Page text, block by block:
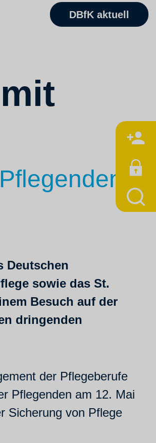
DBfK aktuell
Deutschen
sowie das St.
Besuch auf der
dringenden
der Pflegeberufe
Pflegenden am 12. Mai
Sicherung von Pflege